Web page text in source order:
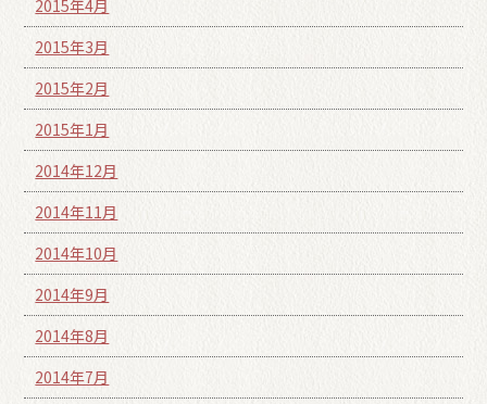
2015年4月
2015年3月
2015年2月
2015年1月
2014年12月
2014年11月
2014年10月
2014年9月
2014年8月
2014年7月